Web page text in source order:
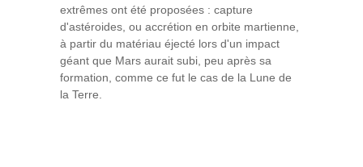
extrêmes ont été proposées : capture
d'astéroides, ou accrétion en orbite martienne,
à partir du matériau éjecté lors d'un impact
géant que Mars aurait subi, peu après sa
formation, comme ce fut le cas de la Lune de
la Terre.